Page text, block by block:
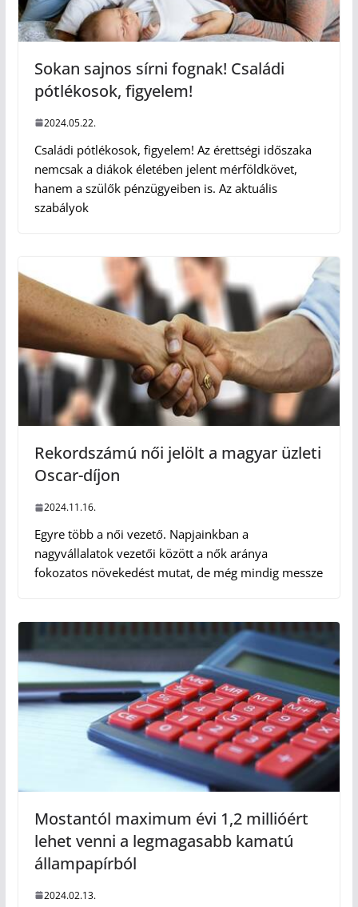
Sokan sajnos sírni fognak! Családi
pótlékosok, figyelem!
2024.05.22.
Családi pótlékosok, figyelem! Az érettségi időszaka
nemcsak a diákok életében jelent mérföldkövet,
hanem a szülők pénzügyeiben is. Az aktuális
szabályok
Rekordszámú női jelölt a magyar üzleti
Oscar-díjon
2024.11.16.
Egyre több a női vezető. Napjainkban a
nagyvállalatok vezetői között a nők aránya
fokozatos növekedést mutat, de még mindig messze
Mostantól maximum évi 1,2 millióért
lehet venni a legmagasabb kamatú
állampapírból
2024.02.13.